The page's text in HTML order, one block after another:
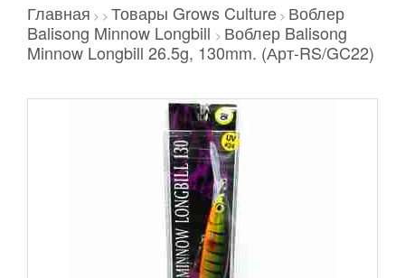
Главная > > Товары Grows Culture > Воблер
Balisong Minnow Longbill > Воблер Balisong
Minnow Longbill 26.5g, 130mm. (Арт-RS/GC22)